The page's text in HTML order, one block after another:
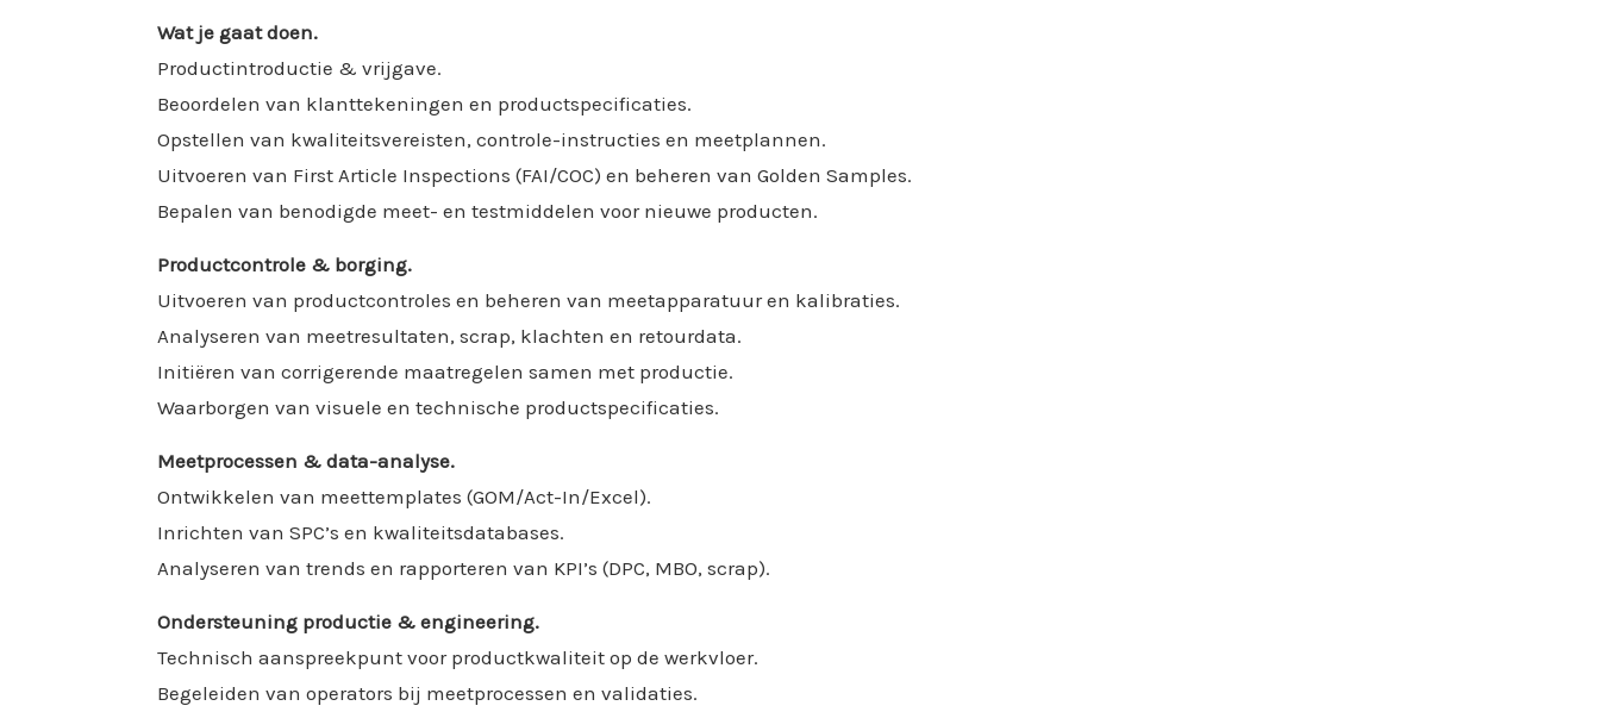
Wat je gaat doen.
Productintroductie & vrijgave.
Beoordelen van klanttekeningen en productspecificaties.
Opstellen van kwaliteitsvereisten, controle-instructies en meetplannen.
Uitvoeren van First Article Inspections (FAI/COC) en beheren van Golden Samples.
Bepalen van benodigde meet- en testmiddelen voor nieuwe producten.
Productcontrole & borging.
Uitvoeren van productcontroles en beheren van meetapparatuur en kalibraties.
Analyseren van meetresultaten, scrap, klachten en retourdata.
Initiëren van corrigerende maatregelen samen met productie.
Waarborgen van visuele en technische productspecificaties.
Meetprocessen & data-analyse.
Ontwikkelen van meettemplates (GOM/Act-In/Excel).
Inrichten van SPC’s en kwaliteitsdatabases.
Analyseren van trends en rapporteren van KPI’s (DPC, MBO, scrap).
Ondersteuning productie & engineering.
Technisch aanspreekpunt voor productkwaliteit op de werkvloer.
Begeleiden van operators bij meetprocessen en validaties.